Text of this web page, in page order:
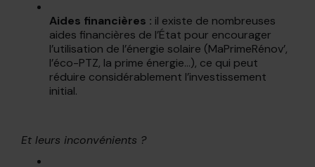
Aides financières : il existe de nombreuses
aides financières de l’État pour encourager
l’utilisation de l’énergie solaire (MaPrimeRénov’,
l’éco-PTZ, la prime énergie…), ce qui peut
réduire considérablement l’investissement
initial.
Et leurs inconvénients ?